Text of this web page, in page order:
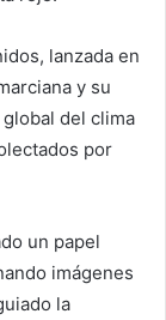
lanzada en
y su
del clima
por
un papel
imágenes
la